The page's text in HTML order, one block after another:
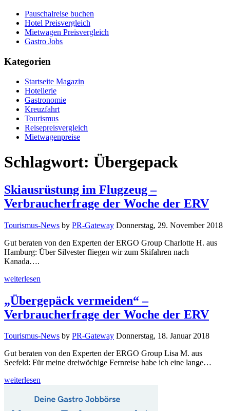
Pauschalreise buchen
Hotel Preisvergleich
Mietwagen Preisvergleich
Gastro Jobs
Kategorien
Startseite Magazin
Hotellerie
Gastronomie
Kreuzfahrt
Tourismus
Reisepreisvergleich
Mietwagenpreise
Schlagwort: Übergepack
Skiausrüstung im Flugzeug –
Verbraucherfrage der Woche der ERV
Tourismus-News by PR-Gateway Donnerstag, 29. November 2018
Gut beraten von den Experten der ERGO Group Charlotte H. aus
Hamburg: Über Silvester fliegen wir zum Skifahren nach
Kanada….
weiterlesen
„Übergepäck vermeiden“ –
Verbraucherfrage der Woche der ERV
Tourismus-News by PR-Gateway Donnerstag, 18. Januar 2018
Gut beraten von den Experten der ERGO Group Lisa M. aus
Seefeld: Für meine dreiwöchige Fernreise habe ich eine lange…
weiterlesen